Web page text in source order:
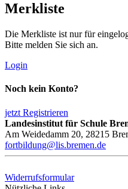
Merkliste
Die Merkliste ist nur für
Bitte melden Sie sich an.
Login
Noch kein Konto?
jetzt Registrieren
Landesinstitut für Schule
Am Weidedamm 20, 28215
fortbildung@lis.bremen.de
Widerrufsformular